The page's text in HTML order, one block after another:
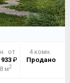
от
933₽
м2
4 комн.
Продано